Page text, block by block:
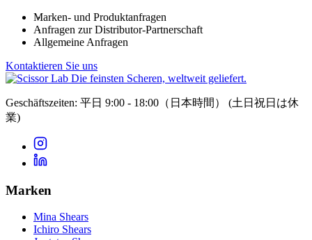
Marken- und Produktanfragen
Anfragen zur Distributor-Partnerschaft
Allgemeine Anfragen
Kontaktieren Sie uns
Die feinsten Scheren, weltweit geliefert.
Geschäftszeiten: 平日 9:00 - 18:00（日本時間） (土日祝日は休
業)
Marken
Mina Shears
Ichiro Shears